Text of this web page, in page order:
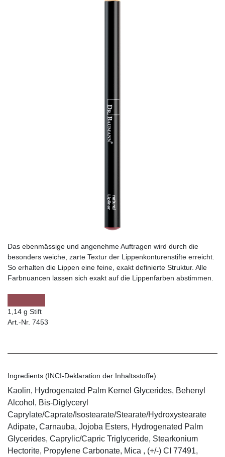
Das ebenmässige und angenehme Auftragen wird durch die
besonders weiche, zarte Textur der Lippenkonturenstifte erreicht.
So erhalten die Lippen eine feine, exakt definierte Struktur. Alle
Farbnuancen lassen sich exakt auf die Lippenfarben abstimmen.
1,14 g Stift
Art.-Nr. 7453
Ingredients (INCI-Deklaration der Inhaltsstoffe):
Kaolin, Hydrogenated Palm Kernel Glycerides, Behenyl
Alcohol, Bis-Diglyceryl
Caprylate/Caprate/Isostearate/Stearate/Hydroxystearate
Adipate, Carnauba, Jojoba Esters, Hydrogenated Palm
Glycerides, Caprylic/Capric Triglyceride, Stearkonium
Hectorite, Propylene Carbonate, Mica , (+/-) CI 77491,